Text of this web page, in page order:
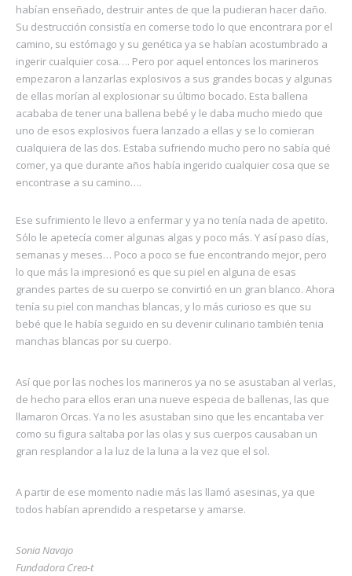
habían enseñado, destruir antes de que la pudieran hacer daño.
Su destrucción consistía en comerse todo lo que encontrara por el
camino, su estómago y su genética ya se habían acostumbrado a
ingerir cualquier cosa…. Pero por aquel entonces los marineros
empezaron a lanzarlas explosivos a sus grandes bocas y algunas
de ellas morían al explosionar su último bocado. Esta ballena
acababa de tener una ballena bebé y le daba mucho miedo que
uno de esos explosivos fuera lanzado a ellas y se lo comieran
cualquiera de las dos. Estaba sufriendo mucho pero no sabía qué
comer, ya que durante años había ingerido cualquier cosa que se
encontrase a su camino….
Ese sufrimiento le llevo a enfermar y ya no tenía nada de apetito.
Sólo le apetecía comer algunas algas y poco más. Y así paso días,
semanas y meses… Poco a poco se fue encontrando mejor, pero
lo que más la impresionó es que su piel en alguna de esas
grandes partes de su cuerpo se convirtió en un gran blanco. Ahora
tenía su piel con manchas blancas, y lo más curioso es que su
bebé que le había seguido en su devenir culinario también tenia
manchas blancas por su cuerpo.
Así que por las noches los marineros ya no se asustaban al verlas,
de hecho para ellos eran una nueve especia de ballenas, las que
llamaron Orcas. Ya no les asustaban sino que les encantaba ver
como su figura saltaba por las olas y sus cuerpos causaban un
gran resplandor a la luz de la luna a la vez que el sol.
A partir de ese momento nadie más las llamó asesinas, ya que
todos habían aprendido a respetarse y amarse.
Sonia Navajo
Fundadora Crea-t